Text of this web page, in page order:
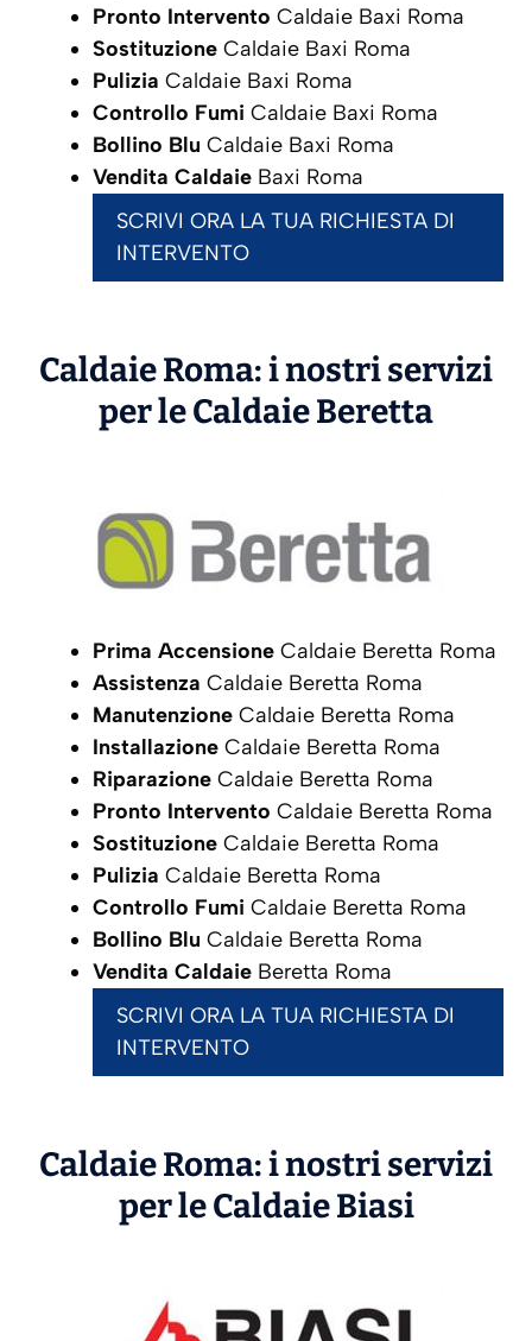
Pronto Intervento Caldaie Baxi Roma
Sostituzione Caldaie Baxi Roma
Pulizia Caldaie Baxi Roma
Controllo Fumi Caldaie Baxi Roma
Bollino Blu Caldaie Baxi Roma
Vendita Caldaie Baxi Roma
SCRIVI ORA LA TUA RICHIESTA DI
INTERVENTO
Caldaie Roma: i nostri servizi
per le CaldaieBeretta
Prima Accensione Caldaie Beretta Roma
Assistenza Caldaie Beretta Roma
Manutenzione Caldaie Beretta Roma
Installazione Caldaie Beretta Roma
Riparazione Caldaie Beretta Roma
Pronto Intervento Caldaie Beretta Roma
Sostituzione Caldaie Beretta Roma
Pulizia Caldaie Beretta Roma
Controllo Fumi Caldaie Beretta Roma
Bollino Blu Caldaie Beretta Roma
Vendita Caldaie Beretta Roma
SCRIVI ORA LA TUA RICHIESTA DI
INTERVENTO
Caldaie Roma: i nostri servizi
per le CaldaieBiasi